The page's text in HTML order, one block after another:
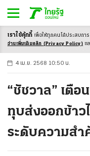
-ก ก ก+
4 เม.ย. 2568 10:50 น.
“ชัชวาล” เตื
ทุบส่งออกข้าว
ระดับความส
เราใช้คุ้กกี้ เพื่อให้ทุกคนได้ประสบกา
อ่านเพิ่มเติมคลิก (Privacy Policy) แ